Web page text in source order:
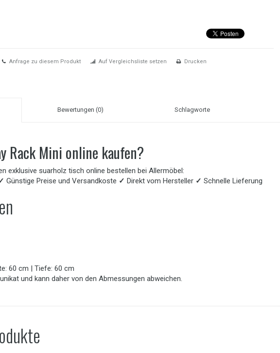
Anfrage zu diesem Produkt Auf Vergleichsliste setzen Drucken
Bewertungen (0) Schlagworte
Rack Mini online kaufen?
exklusive suarholz tisch online bestellen bei Allermöbel:
Günstige Preise und Versandkoste ✓ Direkt vom Hersteller ✓ Schnelle Lieferung
60 cm | Tiefe: 60 cm
und kann daher von den Abmessungen abweichen.